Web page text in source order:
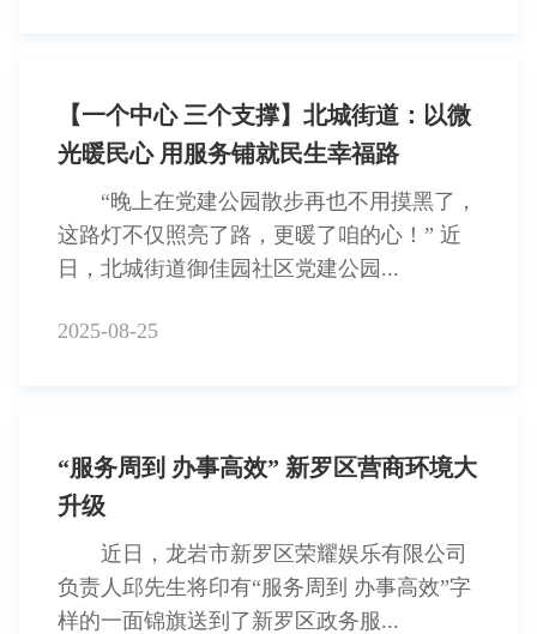
【一个中心 三个支撑】北城街道：以微
光暖民心 用服务铺就民生幸福路
“晚上在党建公园散步再也不用摸黑了，
这路灯不仅照亮了路，更暖了咱的心！” 近
日，北城街道御佳园社区党建公园...
2025-08-25
“服务周到 办事高效” 新罗区营商环境大
升级
近日，龙岩市新罗区荣耀娱乐有限公司
负责人邱先生将印有“服务周到 办事高效”字
样的一面锦旗送到了新罗区政务服...